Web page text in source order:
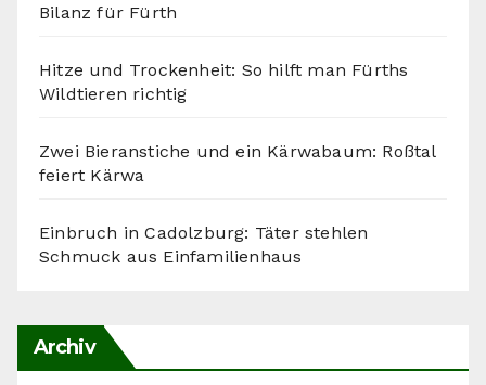
Bilanz für Fürth
Hitze und Trockenheit: So hilft man Fürths
Wildtieren richtig
Zwei Bieranstiche und ein Kärwabaum: Roßtal
feiert Kärwa
Einbruch in Cadolzburg: Täter stehlen
Schmuck aus Einfamilienhaus
Archiv